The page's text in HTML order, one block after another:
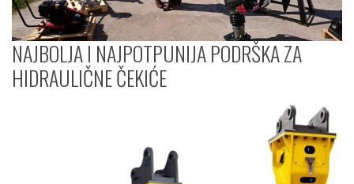
NAJBOLJA I NAJPOTPUNIJA PODRŠKA ZA
HIDRAULIČNE ČEKIĆE